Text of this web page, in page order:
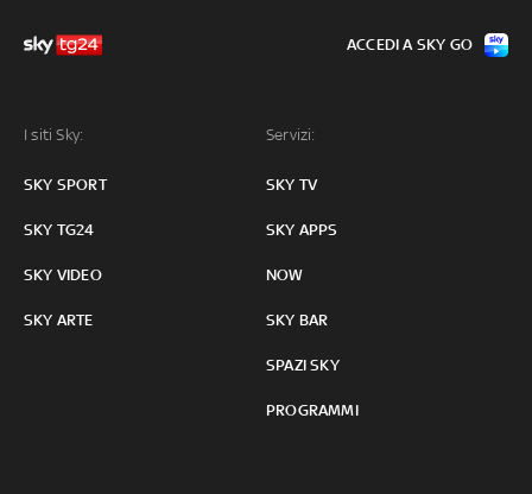
I siti Sky:
SKY SPORT
SKY TG24
SKY VIDEO
SKY ARTE
Servizi:
SKY TV
SKY APPS
NOW
SKY BAR
SPAZI SKY
PROGRAMMI
ACCEDI A SKY GO